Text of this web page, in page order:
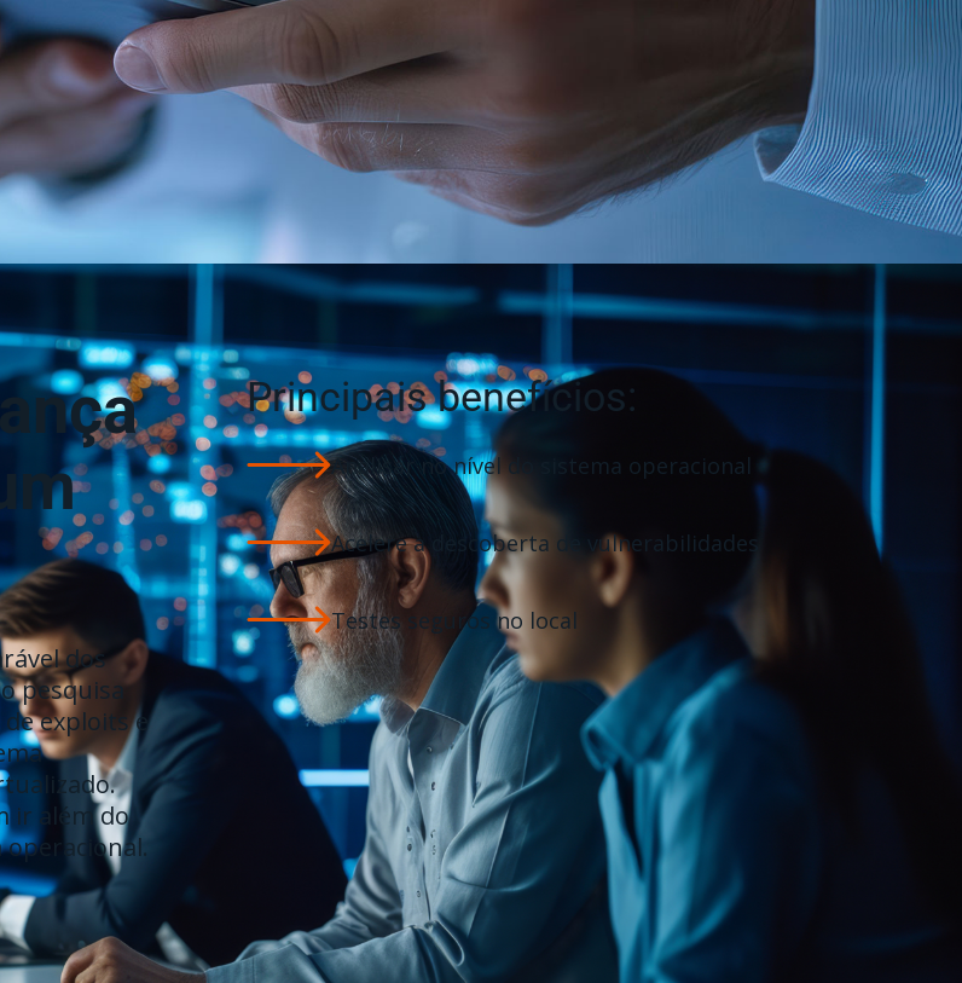
dos
pesquisa
exploits e
ir além do
Principais benefícios:
Analisar no nível do sistema operacional
Acelere a descoberta de vulnerabilidades
Testes seguros no local